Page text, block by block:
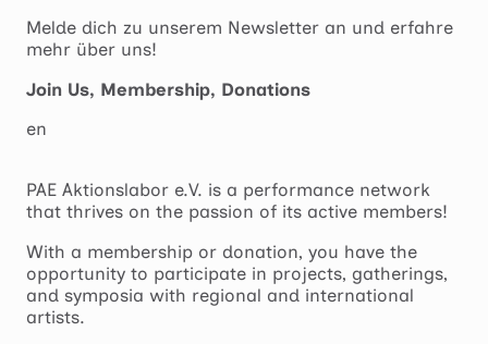
Melde dich zu unserem Newsletter an und erfahre
mehr über uns!
Join Us, Membership, Donations
en
PAE Aktionslabor e.V. is a performance network
that thrives on the passion of its active members!
With a membership or donation, you have the
opportunity to participate in projects, gatherings,
and symposia with regional and international
artists.